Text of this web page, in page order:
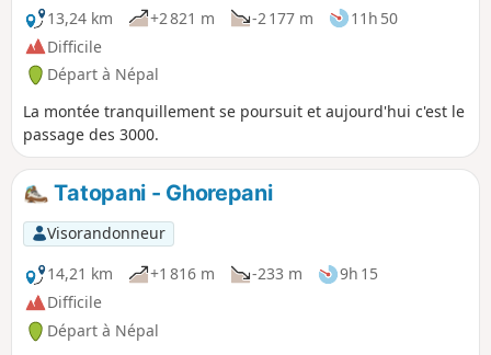
13,24 km
+2 821 m -2 177 m
11h 50
Difficile
Départ à Népal
La montée tranquillement se poursuit et aujourd'hui c'est le
passage des 3000.
Tatopani - Ghorepani
Visorandonneur
14,21 km
+1 816 m -233 m
9h 15
Difficile
Départ à Népal